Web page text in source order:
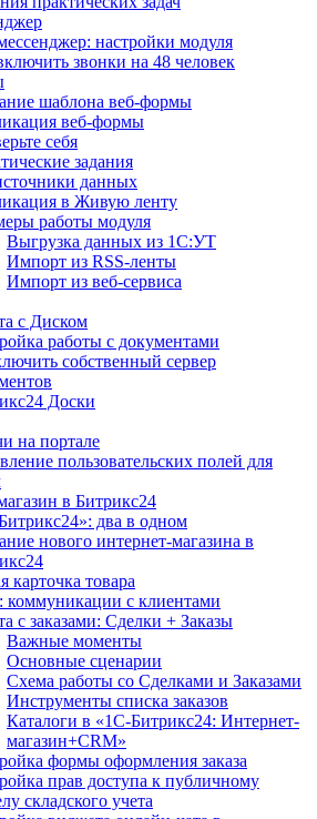
настройки модуля
звонки на 48 человек
шаблона веб-формы
веб-формы
себя
задания
данных
в Живую ленту
работы модуля
Выгрузка данных из 1С:УТ
Импорт из RSS-ленты
Импорт из веб-сервиса
с Диском
работы с документами
собственный сервер
Доски
на портале
пользовательских полей для
в Битрикс24
два в одном
нового интернет-магазина в
карточка товара
коммуникации с клиентами
с заказами: Сделки + Заказы
Важные моменты
Основные сценарии
Схема работы со Сделками и Заказами
Инструменты списка заказов
Каталоги в «1С-Битрикс24: Интернет-
магазин+CRM»
формы оформления заказа
прав доступа к публичному
складского учета